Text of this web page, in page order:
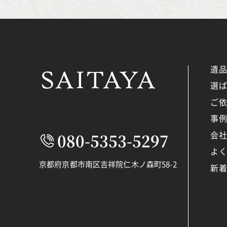
080-5353-5297
京都府京都市南区吉祥院仁木ノ森町58-2
遺
選
ご
事
会
よ
新